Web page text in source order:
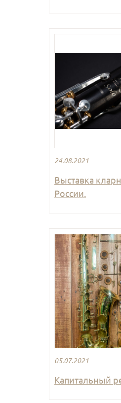
24.08.2021
Выставка
России.
05.07.2021
Капитальный